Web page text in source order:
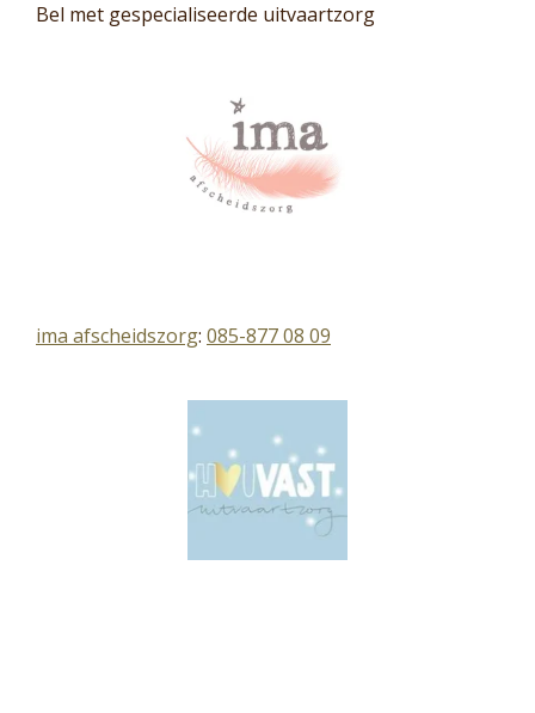
Bel met gespecialiseerde uitvaartzorg
ima afscheidszorg: 085-877 08 09